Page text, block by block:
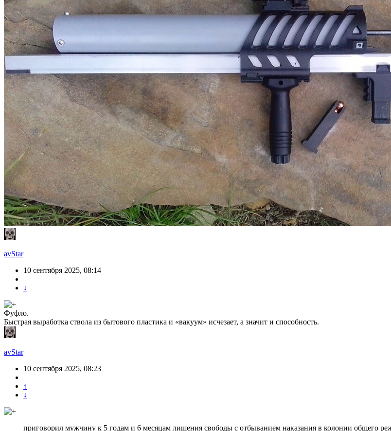
avStar
10 сентября 2025, 08:14
↓
Фуфло.
Быстрая выработка ствола из бытового пластика и «вакуум» исчезает, а значит и способность.
avStar
10 сентября 2025, 08:23
↑
↓
приговорил мужчину к 5 годам и 6 месяцам лишения свободы с отбыванием наказания в колонии общего